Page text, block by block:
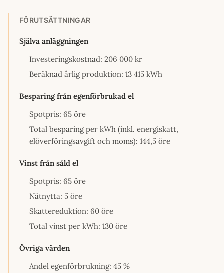
FÖRUTSÄTTNINGAR
Själva anläggningen
Investeringskostnad: 206 000 kr
Beräknad årlig produktion: 13 415 kWh
Besparing från egenförbrukad el
Spotpris: 65 öre
Total besparing per kWh (inkl. energiskatt,
elöverföringsavgift och moms): 144,5 öre
Vinst från såld el
Spotpris: 65 öre
Nätnytta: 5 öre
Skattereduktion: 60 öre
Total vinst per kWh: 130 öre
Övriga värden
Andel egenförbrukning: 45 %